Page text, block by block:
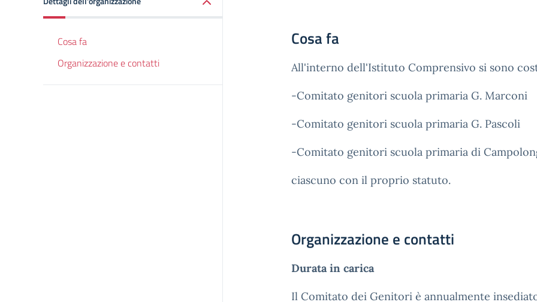
Cosa fa
Organizzazione e contatti
Cosa fa
All'interno dell'Istituto Comprensivo si sono
-Comitato genitori scuola primaria G. Marconi
-Comitato genitori scuola primaria G. Pascoli
-Comitato genitori scuola primaria di
ciascuno con il proprio statuto.
Organizzazione e contatti
Durata in carica
Il Comitato dei Genitori è annualmente